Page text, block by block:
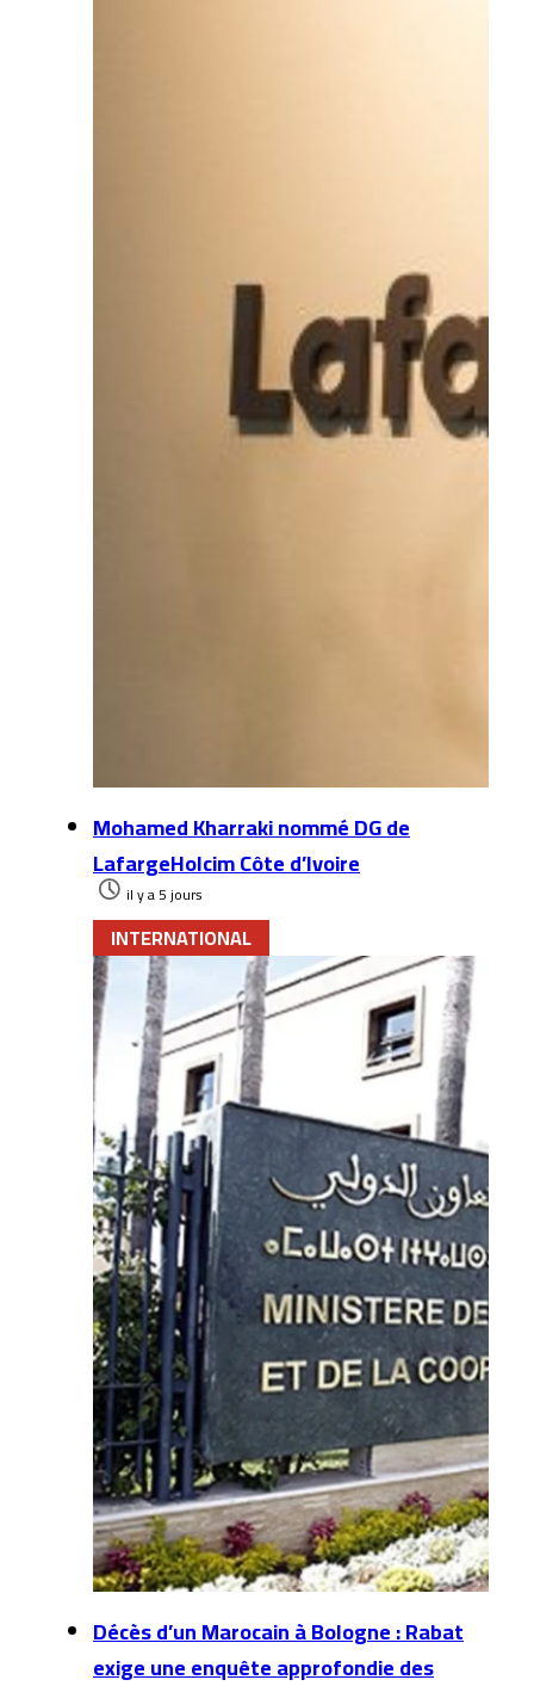
Mohamed Kharraki nommé DG de
LafargeHolcim Côte d’Ivoire
il y a 5 jours
INTERNATIONAL
Décès d’un Marocain à Bologne : Rabat
exige une enquête approfondie des